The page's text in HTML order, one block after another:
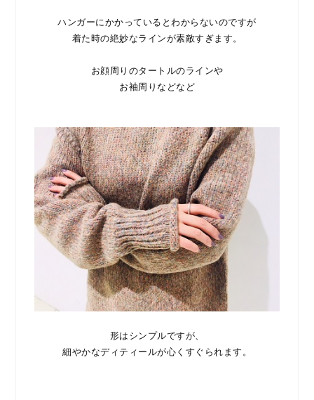
ハンガーにかかっているとわからないのですが
着た時の絶妙なラインが素敵すぎます。
お顔周りのタートルのラインや
お袖周りなどなど
形はシンプルですが、
細やかなディティールが心くすぐられます。